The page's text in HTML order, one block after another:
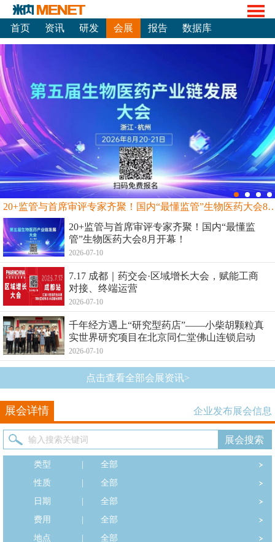
首页 资讯 研发 会展 报告 数据库
20+监管与首席审评专家齐聚！国内“最
20+监管与首席审评专家齐聚！国内“最懂监
管”生物医药大会8月开幕！
2026-07-10
7.17 成都｜药交会·区域增长大会，赋能工商
对接、终端运营
2026-07-10
千年经方遇上“研究型药店”——小柴胡颗粒真
实世界研究项目在北京同仁堂佛山连锁启动
2026-07-10
点击查看全部会展资讯>
展会详情 企业发布展会信息
类型
全部
性质
全部
日期
全部
费用
全部
地点
全部